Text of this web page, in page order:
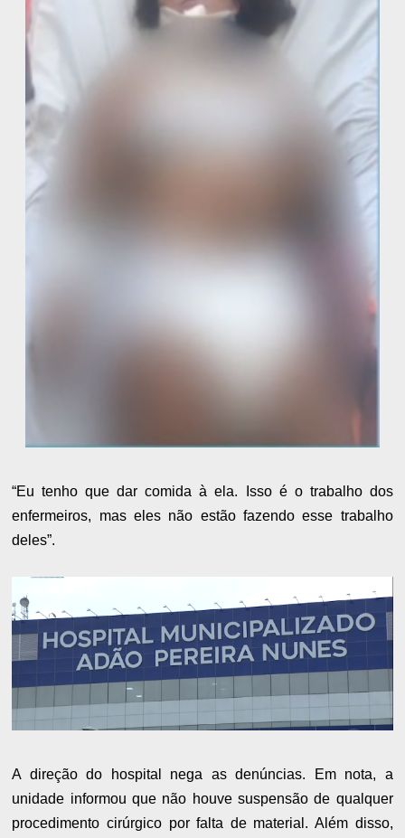
“Eu tenho que dar comida à ela. Isso é o trabalho dos
enfermeiros, mas eles não estão fazendo esse trabalho
deles”.
A direção do hospital nega as denúncias. Em nota, a
unidade informou que não houve suspensão de qualquer
procedimento cirúrgico por falta de material. Além disso,